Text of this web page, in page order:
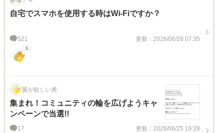
自宅でスマホを使用する時はWi-Fiですか？
521 更新：2026/06/28 07:35
1
翼が欲しい虎
集まれ！コミュニティの輪を広げようキャ
ンペーンで当選!!
17 更新：2026/06/25 19:28